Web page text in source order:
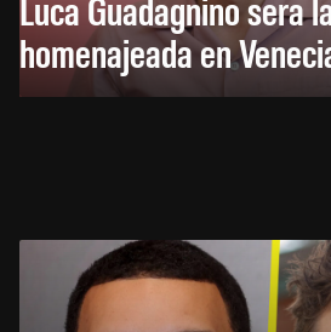
homenajeada en